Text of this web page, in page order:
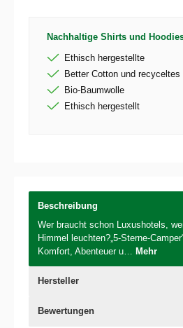
Nachhaltige Shirts und
Ethisch hergestellte
Better Cotton und
Bio-Baumwolle
Ethisch hergestellt
Beschreibung
Wer braucht schon Luxushotels,
Himmel leuchten?„5-Sterne-
Komfort, Abenteuer u… Mehr
Hersteller
Bewertungen